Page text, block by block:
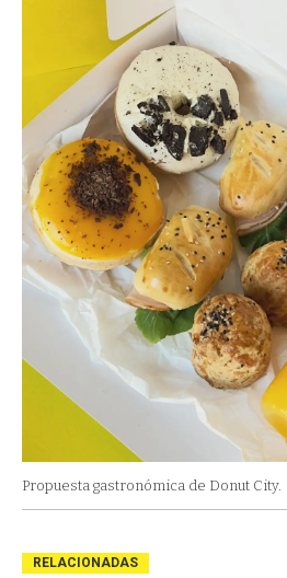
Propuesta gastronómica de Donut City.
RELACIONADAS